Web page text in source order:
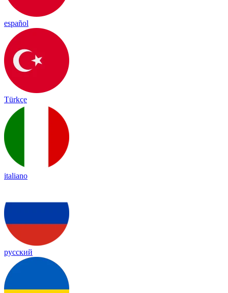
español
Türkçe
italiano
русский